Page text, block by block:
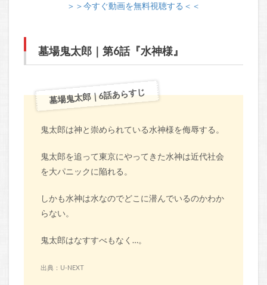
＞＞今すぐ動画を無料視聴する＜＜
墓場鬼太郎｜第6話『水神様』
墓場鬼太郎｜6話あらすじ
鬼太郎は神と崇められている水神様を侮辱する。
鬼太郎を追って東京にやってきた水神は近代社会
を大パニックに陥れる。
しかも水神は水なのでどこに潜んでいるのかわか
らない。
鬼太郎はなすすべもなく…。
出典：U-NEXT